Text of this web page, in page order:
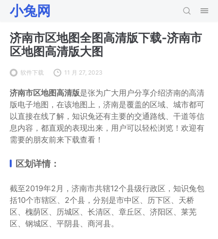
小兔网
济南市区地图全图高清版下载-济南市
区地图高清版大图
软件下载 11 月 27, 2023
济南市区地图高清版是张为广大用户分享介绍济南的高清
版电子地图，在该地图上，济南是覆盖的区域、城市都可
以直接在线了解，知识兔还有主要的交通路线、干道等信
息内容，都直观的表现出来，用户可以轻松浏览！欢迎有
需要的朋友前来下载查看！
区划详情：
截至2019年2月，济南市共辖12个县级行政区，知识兔包
括10个市辖区、2个县，分别是市中区、历下区、天桥
区、槐荫区、历城区、长清区、章丘区、济阳区、莱芜
区、钢城区、平阴县、商河县。